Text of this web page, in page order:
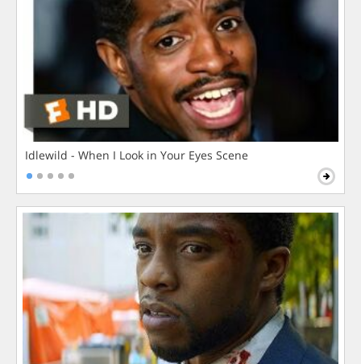
Idlewild - When I Look in Your Eyes Scene